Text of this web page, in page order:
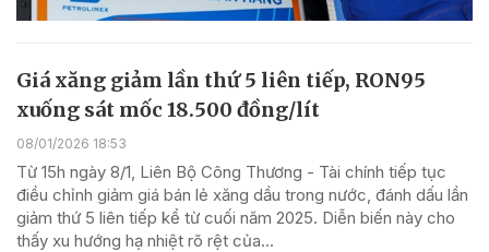
Giá xăng giảm lần thứ 5 liên tiếp, RON95
xuống sát mốc 18.500 đồng/lít
08/01/2026 18:53
Từ 15h ngày 8/1, Liên Bộ Công Thương - Tài chính tiếp tục
điều chỉnh giảm giá bán lẻ xăng dầu trong nước, đánh dấu lần
giảm thứ 5 liên tiếp kể từ cuối năm 2025. Diễn biến này cho
thấy xu hướng hạ nhiệt rõ rệt của...